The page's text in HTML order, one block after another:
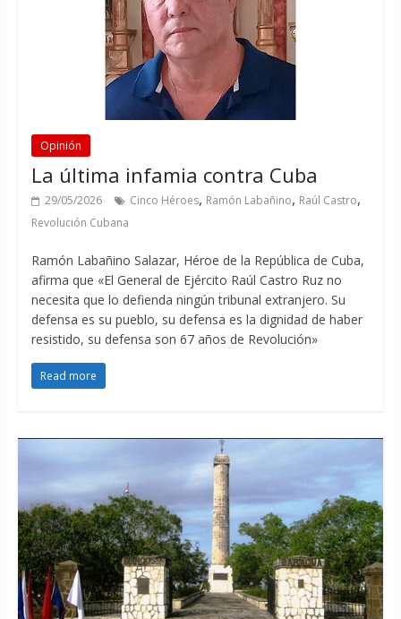
Opinión
La última infamia contra Cuba
29/05/2026 Cinco Héroes, Ramón Labañino, Raúl Castro,
Revolución Cubana
Ramón Labañino Salazar, Héroe de la República de Cuba,
afirma que «El General de Ejército Raúl Castro Ruz no
necesita que lo defienda ningún tribunal extranjero. Su
defensa es su pueblo, su defensa es la dignidad de haber
resistido, su defensa son 67 años de Revolución»
Read more